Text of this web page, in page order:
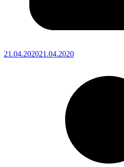
21.04.202021.04.2020